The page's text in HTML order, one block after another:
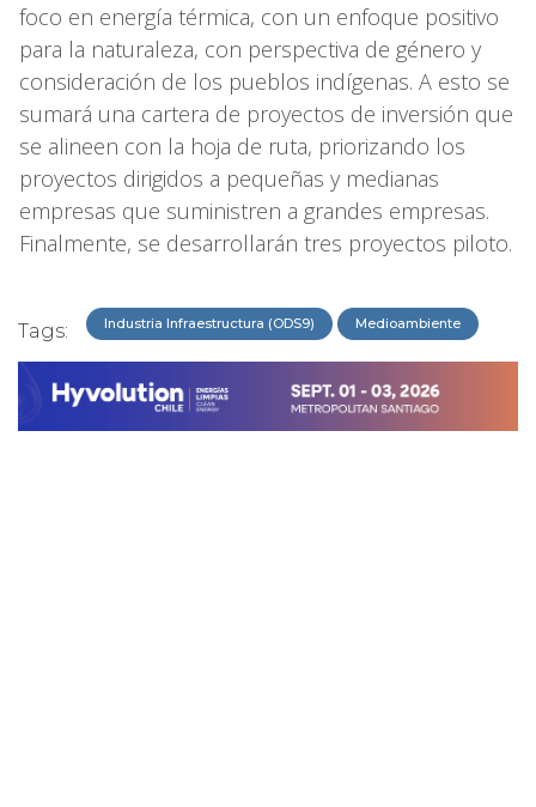
foco en energía térmica, con un enfoque positivo
para la naturaleza, con perspectiva de género y
consideración de los pueblos indígenas. A esto se
sumará una cartera de proyectos de inversión que
se alineen con la hoja de ruta, priorizando los
proyectos dirigidos a pequeñas y medianas
empresas que suministren a grandes empresas.
Finalmente, se desarrollarán tres proyectos piloto.
Tags: Industria Infraestructura (ODS9) Medioambiente